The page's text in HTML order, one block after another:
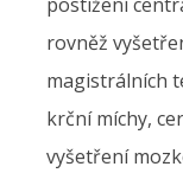
rovněž
magistrálních
krční míchy,
vyšetření